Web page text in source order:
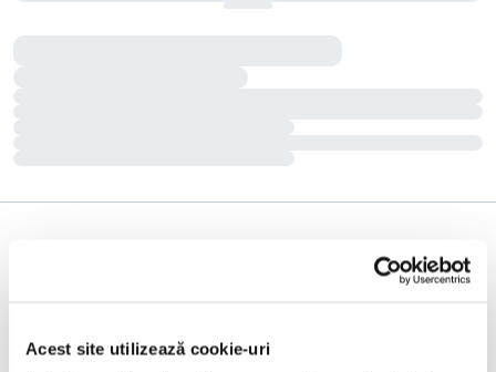
Acest site utilizează cookie-uri